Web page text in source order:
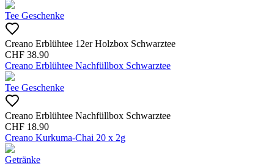
Tee Geschenke
Creano Erblühtee 12er Holzbox Schwarztee
CHF 38.90
Creano Erblühtee Nachfüllbox Schwarztee
Tee Geschenke
Creano Erblühtee Nachfüllbox Schwarztee
CHF 18.90
Creano Kurkuma-Chai 20 x 2g
Getränke